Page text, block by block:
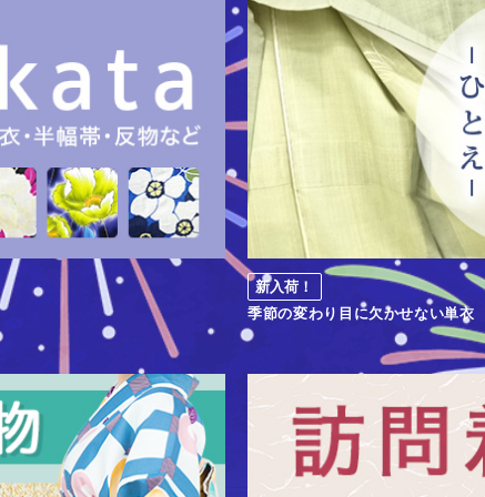
新入荷！
季節の変わり目に欠かせない単衣